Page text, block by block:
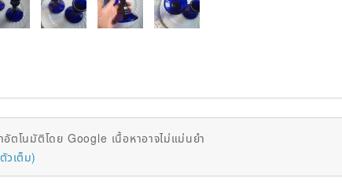
ตโนมัติโดย Google เนื้อหาอาจไม่แม่นยำ
วเต็ม)